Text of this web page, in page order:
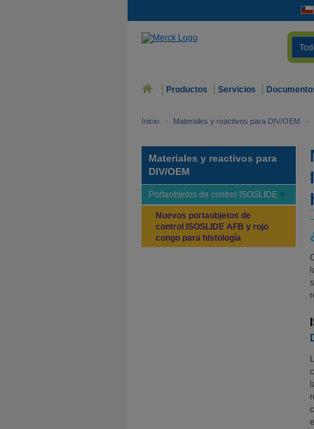
Productos Servicios
Inicio > Materiales y reactivos para DIV/OEM >
Materiales y reactivos para
DIV/OEM
Portaobjetos de control ISOSLIDE
Nuevos portaobjetos de
control ISOSLIDE AFB y rojo
congo para histología